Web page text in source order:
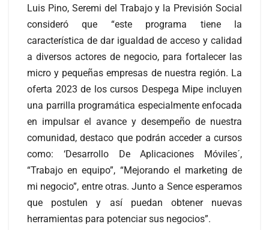
Luis Pino, Seremi del Trabajo y la Previsión Social
consideró que “este programa tiene la
característica de dar igualdad de acceso y calidad
a diversos actores de negocio, para fortalecer las
micro y pequeñas empresas de nuestra región. La
oferta 2023 de los cursos Despega Mipe incluyen
una parrilla programática especialmente enfocada
en impulsar el avance y desempeño de nuestra
comunidad, destaco que podrán acceder a cursos
como: ‘Desarrollo De Aplicaciones Móviles´,
“Trabajo en equipo”, “Mejorando el marketing de
mi negocio”, entre otras. Junto a Sence esperamos
que postulen y así puedan obtener nuevas
herramientas para potenciar sus negocios”.